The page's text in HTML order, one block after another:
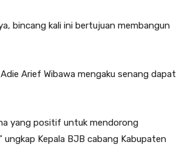
bincang kali ini bertujuan membangun
Arief Wibawa mengaku senang dapat
yang positif untuk mendorong
Kepala BJB cabang Kabupaten